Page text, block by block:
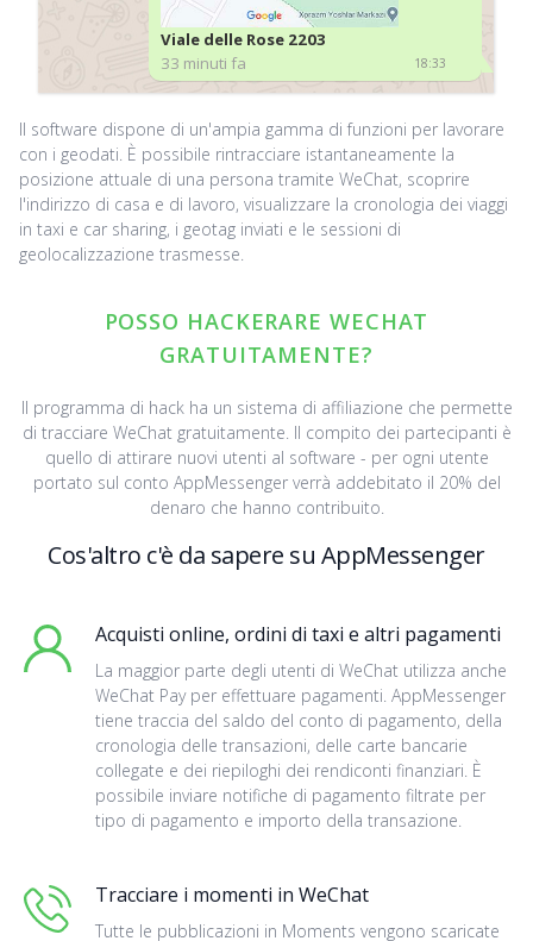
18:33
Viale delle Rose 2203
33 minuti fa
Il software dispone di un'ampia gamma di funzioni per lavorare
con i geodati. È possibile rintracciare istantaneamente la
posizione attuale di una persona tramite WeChat, scoprire
l'indirizzo di casa e di lavoro, visualizzare la cronologia dei viaggi
in taxi e car sharing, i geotag inviati e le sessioni di
geolocalizzazione trasmesse.
POSSO HACKERARE WECHAT
GRATUITAMENTE?
Il programma di hack ha un sistema di affiliazione che permette
di tracciare WeChat gratuitamente. Il compito dei partecipanti è
quello di attirare nuovi utenti al software - per ogni utente
portato sul conto AppMessenger verrà addebitato il 20% del
denaro che hanno contribuito.
Cos'altro c'è da sapere su AppMessenger
Acquisti online, ordini di taxi e altri pagamenti
La maggior parte degli utenti di WeChat utilizza anche
WeChat Pay per effettuare pagamenti. AppMessenger
tiene traccia del saldo del conto di pagamento, della
cronologia delle transazioni, delle carte bancarie
collegate e dei riepiloghi dei rendiconti finanziari. È
possibile inviare notifiche di pagamento filtrate per
tipo di pagamento e importo della transazione.
Tracciare i momenti in WeChat
Tutte le pubblicazioni in Moments vengono scaricate